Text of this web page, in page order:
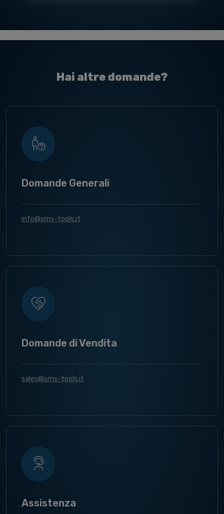
Hai altre domande?
Domande Generali
info@sms-tools.it
Domande di Vendita
sales@sms-tools.it
Assistenza